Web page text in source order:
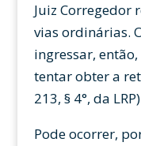
Juiz Corregedor
vias ordinárias.
ingressar,
tentar obter a
213, § 4°, da
Pode ocorrer,